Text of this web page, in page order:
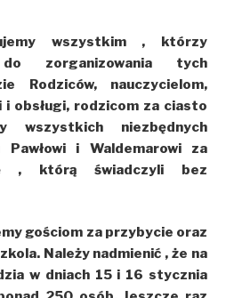
wszystkim , którzy
zorganizowania tych
Rodziców, nauczycielom,
i obsługi, rodzicom za ciasto
wszystkich niezbędnych
Pawłowi i Waldemarowi za
, którą świadczyli bez
gościom za przybycie oraz
Należy nadmienić , że na
w dniach 15 i 16 stycznia